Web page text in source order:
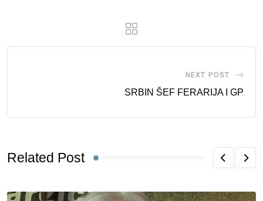
NEXT POST
SRBIN ŠEF FERARIJA I GP
Related Post